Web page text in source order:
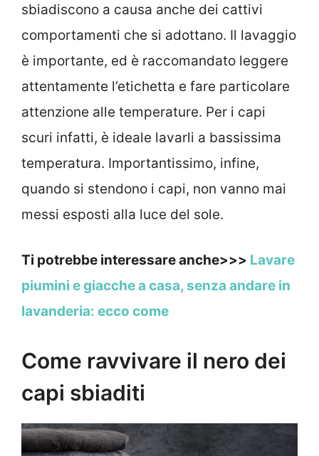
sbiadiscono a causa anche dei cattivi
comportamenti che si adottano. Il lavaggio
è importante, ed è raccomandato leggere
attentamente l’etichetta e fare particolare
attenzione alle temperature. Per i capi
scuri infatti, è ideale lavarli a bassissima
temperatura. Importantissimo, infine,
quando si stendono i capi, non vanno mai
messi esposti alla luce del sole.
Ti potrebbe interessare anche>>> Lavare
piumini e giacche a casa, senza andare in
lavanderia: ecco come
Come ravvivare il nero dei
capi sbiaditi